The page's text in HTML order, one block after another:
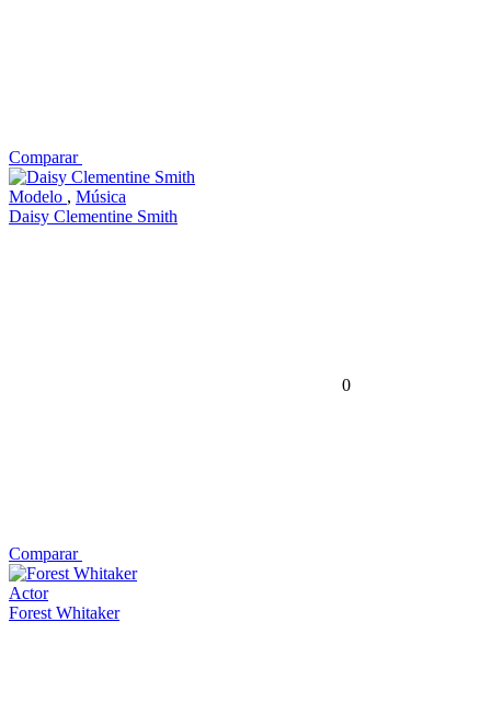
Comparar
Modelo , Música
Daisy Clementine Smith
0
Comparar
Actor
Forest Whitaker